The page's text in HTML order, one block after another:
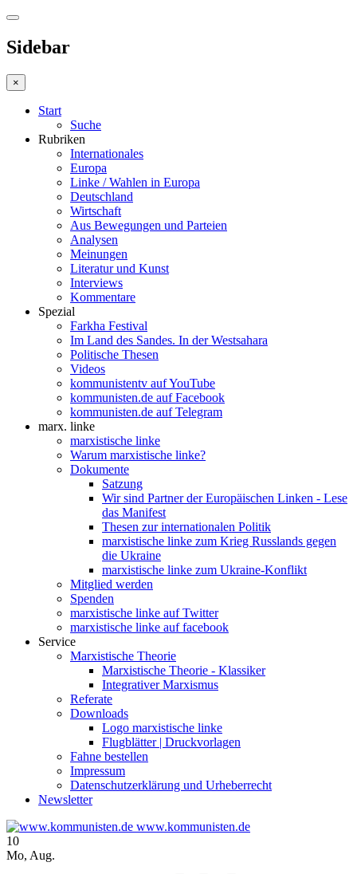
Sidebar
×
Start
Suche
Rubriken
Internationales
Europa
Linke / Wahlen in Europa
Deutschland
Wirtschaft
Aus Bewegungen und Parteien
Analysen
Meinungen
Literatur und Kunst
Interviews
Kommentare
Spezial
Farkha Festival
Im Land des Sandes. In der Westsahara
Politische Thesen
Videos
kommunistentv auf YouTube
kommunisten.de auf Facebook
kommunisten.de auf Telegram
marx. linke
marxistische linke
Warum marxistische linke?
Dokumente
Satzung
Wir sind Partner der Europäischen Linken - Lese
das Manifest
Thesen zur internationalen Politik
marxistische linke zum Krieg Russlands gegen
die Ukraine
marxistische linke zum Ukraine-Konflikt
Mitglied werden
Spenden
marxistische linke auf Twitter
marxistische linke auf facebook
Service
Marxistische Theorie
Marxistische Theorie - Klassiker
Integrativer Marxismus
Referate
Downloads
Logo marxistische linke
Flugblätter | Druckvorlagen
Fahne bestellen
Impressum
Datenschutzerklärung und Urheberrecht
Newsletter
www.kommunisten.de
10
Mo, Aug.